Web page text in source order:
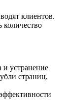
клиентов.
количество
и устранение
страниц,